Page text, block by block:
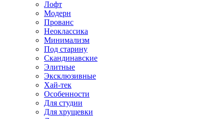
Лофт
Модерн
Прованс
Неоклассика
Минимализм
Под старину
Скандинавские
Элитные
Эксклюзивные
Хай-тек
Особенности
Для студии
Для хрущевки